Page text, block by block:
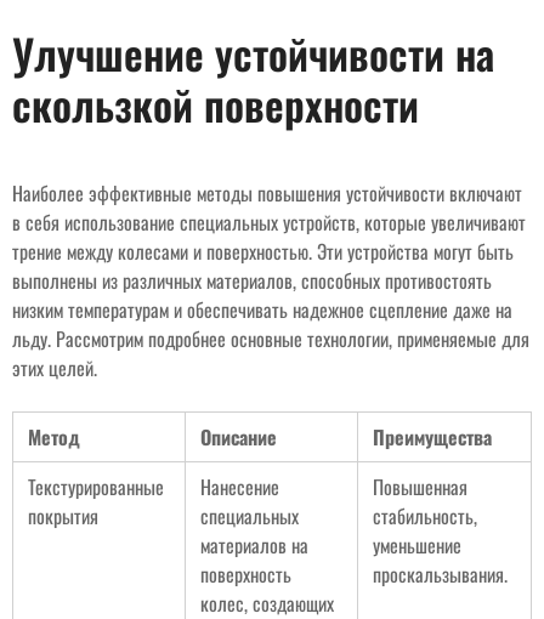
Улучшение устойчивости на
скользкой поверхности
Наиболее эффективные методы повышения устойчивости включают
в себя использование специальных устройств, которые увеличивают
трение между колесами и поверхностью. Эти устройства могут быть
выполнены из различных материалов, способных противостоять
низким температурам и обеспечивать надежное сцепление даже на
льду. Рассмотрим подробнее основные технологии, применяемые для
этих целей.
Метод Описание
Преимущества
Текстурированные
покрытия
Нанесение
специальных
материалов на
поверхность
колес, создающих
Повышенная
стабильность,
уменьшение
проскальзывания.